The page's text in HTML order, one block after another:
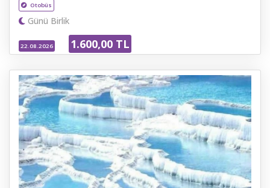
Otobüs
Günü Birlik
22.08.2026 1.600,00 TL